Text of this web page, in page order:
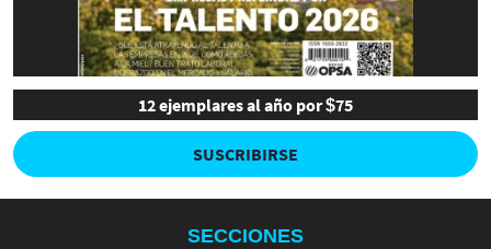
12 ejemplares al año por $75
SUSCRIBIRSE
SECCIONES